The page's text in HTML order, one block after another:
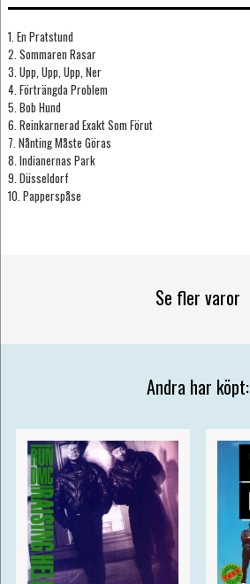
1. En Pratstund
2. Sommaren Rasar
3. Upp, Upp, Upp, Ner
4. Förträngda Problem
5. Bob Hund
6. Reinkarnerad Exakt Som Förut
7. Nånting Måste Göras
8. Indianernas Park
9. Düsseldorf
10. Papperspåse
Se fler varor
Andra har köpt: